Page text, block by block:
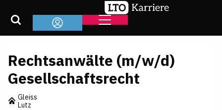
Rechtsanwälte (m/w/d)
Gesellschaftsrecht
Gleiss
Lutz